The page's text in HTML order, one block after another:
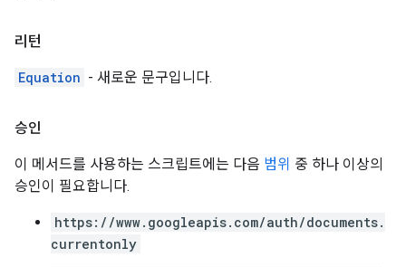
리턴
Equation - 새로운 문구입니다.
승인
이 메서드를 사용하는 스크립트에는 다음 범위 중 하나 이상의
승인이 필요합니다.
https://www.googleapis.com/auth/documents.
currentonly